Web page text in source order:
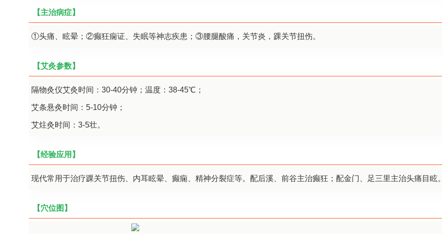
【主治病症】
①头痛、眩晕；②癫狂痫证、失眠等神志疾患；③腰腿酸痛，关节炎，踝关节扭伤。
【艾灸参数】
隔物灸仪艾灸时间：30-40分钟；温度：38-45℃；
艾条悬灸时间：5-10分钟；
艾炷灸时间：3-5壮。
【经验应用】
现代常用于治疗踝关节扭伤、内耳眩晕、癫痫、精神分裂症等。配后溪、前谷主治癫狂；配金门、足三里主治头痛目眩。
【穴位图】